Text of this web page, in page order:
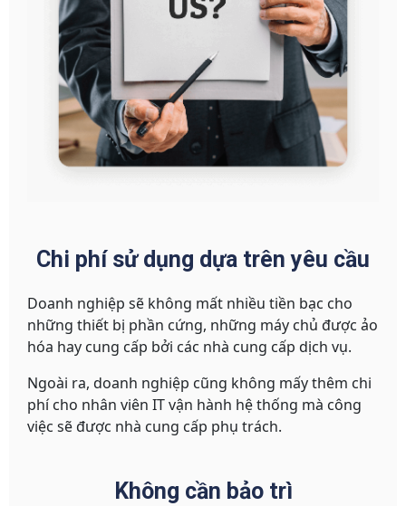
Chi phí sử dụng dựa trên yêu cầu
Doanh nghiệp sẽ không mất nhiều tiền bạc cho
những thiết bị phần cứng, những máy chủ được ảo
hóa hay cung cấp bởi các nhà cung cấp dịch vụ.
Ngoài ra, doanh nghiệp cũng không mấy thêm chi
phí cho nhân viên IT vận hành hệ thống mà công
việc sẽ được nhà cung cấp phụ trách.
Không cần bảo trì